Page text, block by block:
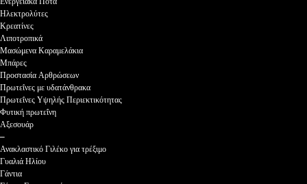
Ηλεκτρολύτες
Κρεατίνες
Λιποτροπικά
Μασώμενα Καραμελάκια
Μπάρες
Προστασία Αρθρώσεων
Πρωτεΐνες με υδατάνθρακα
Πρωτεΐνες Υψηλής Περιεκτικότητας
Φυτική πρωτεΐνη
Αξεσουάρ
–
Ανακλαστικό Γιλέκο για τρέξιμο
Γυαλιά Ηλίου
Γάντια